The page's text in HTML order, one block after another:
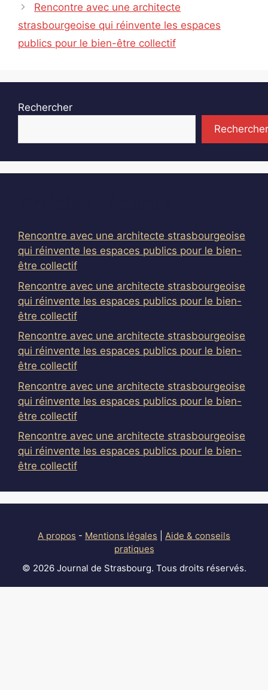
Rencontre avec une architecte
strasbourgeoise qui réinvente les espaces
publics pour le bien-être collectif
Rechercher
Rechercher
Rencontre avec une architecte strasbourgeoise
qui réinvente les espaces publics pour le bien-
être collectif
Rencontre avec une architecte strasbourgeoise
qui réinvente les espaces publics pour le bien-
être collectif
Rencontre avec une architecte strasbourgeoise
qui réinvente les espaces publics pour le bien-
être collectif
Rencontre avec une architecte strasbourgeoise
qui réinvente les espaces publics pour le bien-
être collectif
Rencontre avec une architecte strasbourgeoise
qui réinvente les espaces publics pour le bien-
être collectif
A propos - Mentions légales
Aide & conseils
pratiques
© 2026 Journal de Strasbourg. Tous droits réservés.